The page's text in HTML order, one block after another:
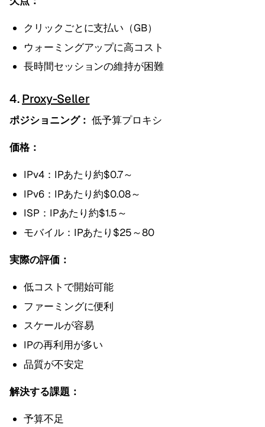
クリックごとに支払い（GB）
ウォーミングアップに高コスト
長時間セッションの維持が困難
4.Proxy-Seller
ポジショニング： 低予算プロキシ
価格：
IPv4：IPあたり約$0.7～
IPv6：IPあたり約$0.08～
ISP：IPあたり約$1.5～
モバイル：IPあたり$25～80
実際の評価：
低コストで開始可能
ファーミングに便利
スケールが容易
IPの再利用が多い
品質が不安定
解決する課題：
予算不足